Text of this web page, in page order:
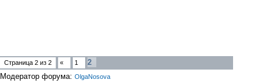
Страница 2 из 2 « 1
2
Модератор форума: OlgaNosova